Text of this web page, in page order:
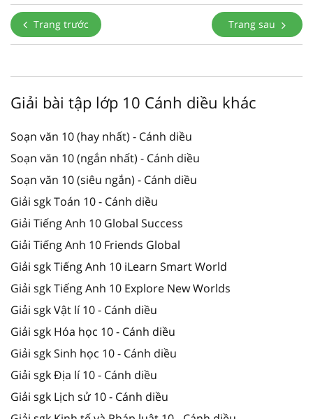
Trang trước Trang sau
Giải bài tập lớp 10 Cánh diều khác
Soạn văn 10 (hay nhất) - Cánh diều
Soạn văn 10 (ngắn nhất) - Cánh diều
Soạn văn 10 (siêu ngắn) - Cánh diều
Giải sgk Toán 10 - Cánh diều
Giải Tiếng Anh 10 Global Success
Giải Tiếng Anh 10 Friends Global
Giải sgk Tiếng Anh 10 iLearn Smart World
Giải sgk Tiếng Anh 10 Explore New Worlds
Giải sgk Vật lí 10 - Cánh diều
Giải sgk Hóa học 10 - Cánh diều
Giải sgk Sinh học 10 - Cánh diều
Giải sgk Địa lí 10 - Cánh diều
Giải sgk Lịch sử 10 - Cánh diều